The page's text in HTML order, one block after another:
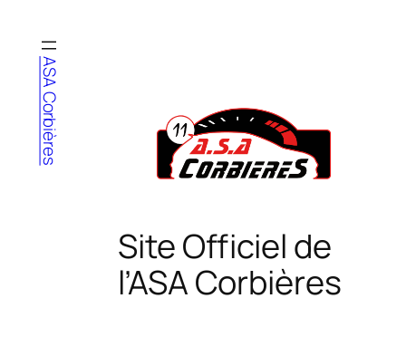
contenu
ASA Corbières
Site Officiel de
l’ASA Corbières